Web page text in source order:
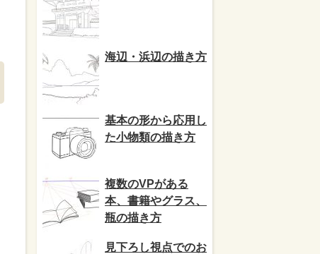
海辺・浜辺の描き方
基本の形から応用し
た小物類の描き方
複数のVPがある
本、書籍やグラス、
瓶の描き方
見下ろし視点でのお